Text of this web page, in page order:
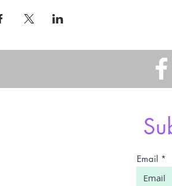
Email